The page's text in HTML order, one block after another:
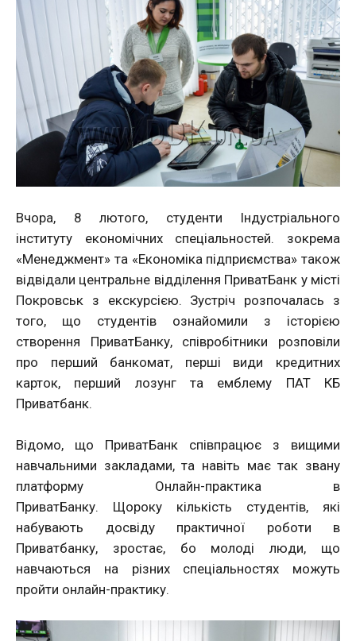
Вчора, 8 лютого, студенти Індустріального
інституту економічних спеціальностей. зокрема
«Менеджмент» та «Економіка підприємства» також
відвідали центральне відділення ПриватБанк у місті
Покровськ з екскурсією. Зустріч розпочалась з
того, що студентів ознайомили з історією
створення ПриватБанку, співробітники розповіли
про перший банкомат, перші види кредитних
карток, перший лозунг та емблему ПАТ КБ
Приватбанк.
Відомо, що ПриватБанк співпрацює з вищими
навчальними закладами, та навіть має так звану
платформу Онлайн-практика в
ПриватБанку. Щороку кількість студентів, які
набувають досвіду практичної роботи в
Приватбанку, зростає, бо молоді люди, що
навчаються на різних спеціальностях можуть
пройти онлайн-практику.